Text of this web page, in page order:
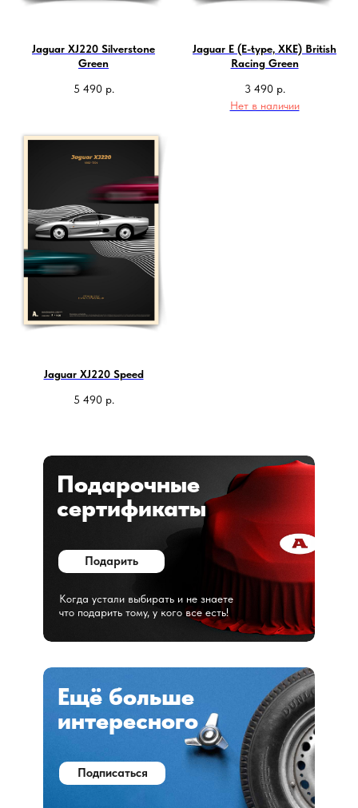
Jaguar XJ220 Silverstone
Green
5 490 р.
Jaguar E (E-type, XKE) British
Racing Green
3 490 р.
Нет в наличии
Jaguar XJ220 Speed
5 490 р.
Ещё больше
интересного
Подарочные
сертификаты
Когда устали выбирать и не знаете
что подарить тому, у кого все есть!
Подписаться
Подарить